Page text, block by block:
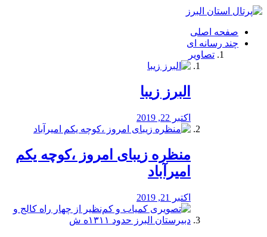
فصد
شرق
تهران
خشکشویی
صفحه اصلی
چند رسانه ای
تصاویر
البرز زیبا
اکتبر 22, 2019
منظره‌‌ زیبای امروز ،کوچه یکم
امیرآباد
اکتبر 21, 2019